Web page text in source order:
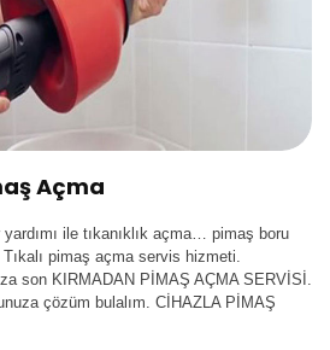
Açma
ile tıkanıklık açma… pimaş boru
Tıkalı pimaş açma servis hizmeti.
son KIRMADAN PİMAŞ AÇMA SERVİSİ.
çözüm bulalım. CİHAZLA PİMAŞ